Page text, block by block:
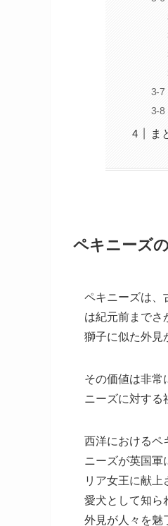
ま
ペキニーズ
ペキニーズは、
は紀元前までさ
獅子に似た外見
その価値は非常
ニーズに対する
西洋におけるペ
ニーズが英国軍
リア女王に献
愛犬として知ら
外見が人々を魅